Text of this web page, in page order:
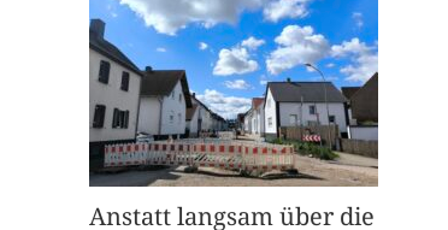
Anstatt langsam über die